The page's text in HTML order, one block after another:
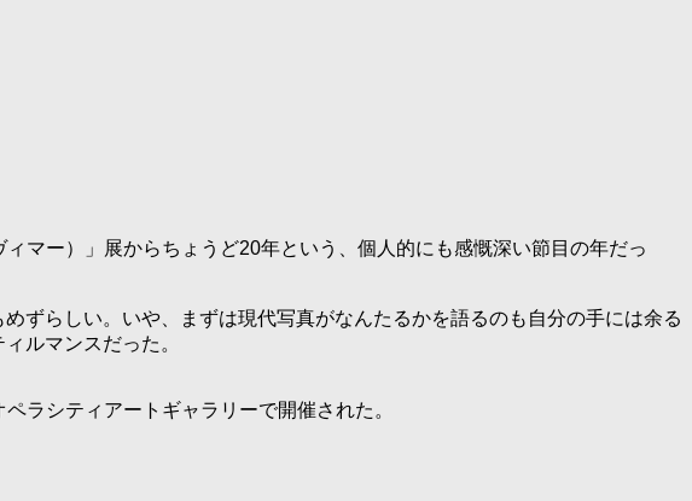
マー）」展からちょうど20年という、個人的にも感慨深い節目の年だっ
ずらしい。いや、まずは現代写真がなんたるかを語るのも自分の手には余る
ルマンスだった。
ラシティアートギャラリーで開催された。